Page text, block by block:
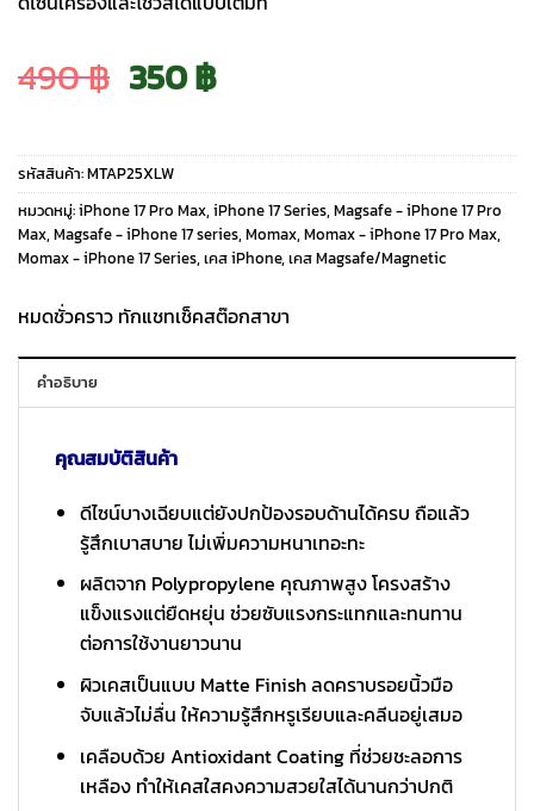
490฿ Original
price
was:
490 ฿.
350฿Current
price
is:
350 ฿.
รหัสสินค้า:MTAP25XLW
หมวดหมู่:iPhone 17 Pro Max, iPhone 17 Series, Magsafe - iPhone 17 Pro
Max, Magsafe - iPhone 17 series, Momax, Momax - iPhone 17 Pro Max,
Momax - iPhone 17 Series, เคส iPhone, เคส Magsafe/Magnetic
หมดชั่วคราว ทักแชทเช็คสต๊อกสาขา
คำอธิบาย
คุณสมบัติสินค้า
ดีไซน์บางเฉียบแต่ยังปกป้องรอบด้านได้ครบ ถือแล้ว
รู้สึกเบาสบาย ไม่เพิ่มความหนาเทอะทะ
ผลิตจาก Polypropylene คุณภาพสูง โครงสร้าง
แข็งแรงแต่ยืดหยุ่น ช่วยซับแรงกระแทกและทนทาน
ต่อการใช้งานยาวนาน
ผิวเคสเป็นแบบ Matte Finish ลดคราบรอยนิ้วมือ
จับแล้วไม่ลื่น ให้ความรู้สึกหรูเรียบและคลีนอยู่เสมอ
เคลือบด้วย Antioxidant Coating ที่ช่วยชะลอการ
เหลือง ทำให้เคสใสคงความสวยใสได้นานกว่าปกติ